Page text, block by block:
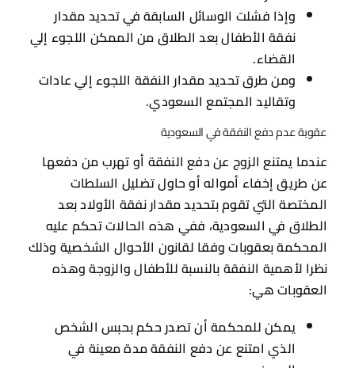
العقوبات هي:
يمكن للمحكمة أن تصدر حكم بحبس الشخص
الذي امتنع عن دفع النفقة مدة معينة في
السجن.
تلجأ المحكمة أيضا إلي الحجز علي أرصدته
وحساباته البنكية وممتلكاته لحين السداد.
يعاقب أيضا الشخص الذي امتنع عن دفع النفقة
بالمنع من السفر حيث يكون أحد الإجراءات التي
تتخذها المحكمة لكي تضمن سداد النفقة.
ويمكن للمحكمة أن تحرم الشخص من بعض
الخدمات الحكومية.
متي تسقط النفقة عن الأولاد؟
باعتبار أن النفقة هي المبلغ المالي المفروض علي الأب
وفق أحكام الشريعة الإسلامية فأن النفقة لا تسقط
عن الأولاد إلا في حالات معينة منها: